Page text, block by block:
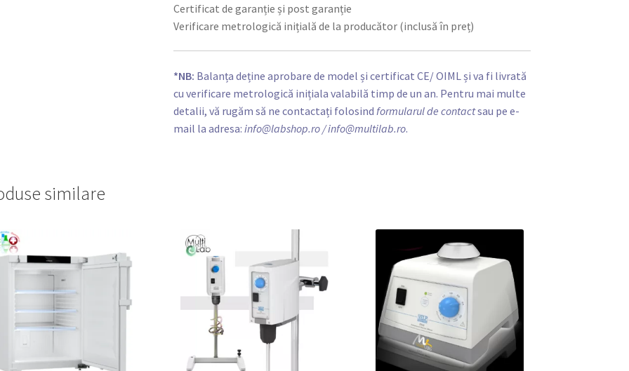
Certificat de garanție și post garanție
Verificare metrologică inițială de la producător (inclusă în preț)
*NB: Balanța deține aprobare de model și certificat CE/ OIML și va fi livrată
cu verificare metrologică inițiala valabilă timp de un an. Pentru mai multe
detalii, vă rugăm să ne contactați folosindformularul de contactsau pe e-
mail la adresa:info@labshop.ro/ info@multilab.ro.
similare